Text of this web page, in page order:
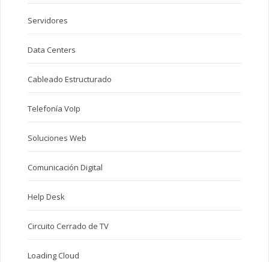
Servidores
Data Centers
Cableado Estructurado
Telefonía VoIp
Soluciones Web
Comunicación Digital
Help Desk
Circuito Cerrado de TV
Loading Cloud